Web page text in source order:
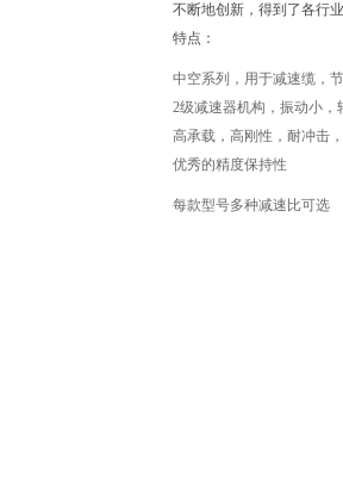
不断地创新，得到了各行
特点：
中空系列，用于减速缆，
2级减速器机构，振动小，
高承载，高刚性，耐冲击
优秀的精度保持性
每款型号多种减速比可选